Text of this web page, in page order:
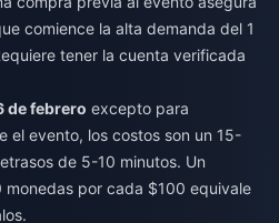
comience la alta demanda del 1
tener la cuenta verificada
de febrero excepto para
el evento, los costos son un 15-
de 5-10 minutos. Un
por cada $100 equivale